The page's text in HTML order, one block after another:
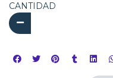
CANTIDAD